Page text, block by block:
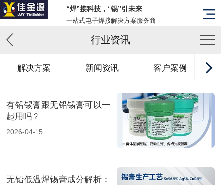
“焊”接科技，“锡”引未来
一站式电子焊接解决方案服务商
行业资讯
解决方案 新闻资讯 客户案例
有铅锡膏跟无铅锡膏可以一
起用吗？
2026-04-15
无铅低温焊锡膏成分解析：